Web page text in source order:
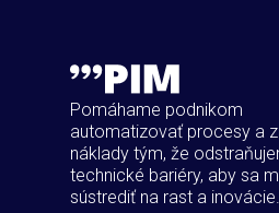
Pomáhame podnikom
automatizovať procesy a
náklady tým, že
technické bariéry, aby sa
sústrediť na rast a inovácie.